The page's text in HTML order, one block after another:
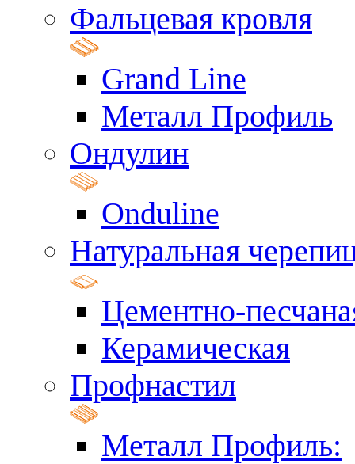
Фальцевая кровля
Grand Line
Металл Профиль
Ондулин
Onduline
Натуральная
Цементно-
Керамическая
Профнастил
Металл Профиль: